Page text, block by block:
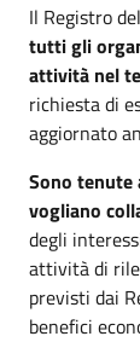
Il Registro
tutti gli
attività nel
richiesta di
aggiornato
Sono tenute
vogliano
degli
attività di
previsti dai
benefici